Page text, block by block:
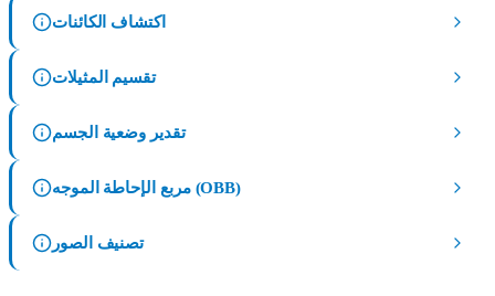
اكتشاف الكائنات
تقسيم المثيلات
تقدير وضعية الجسم
مربع الإحاطة الموجه (OBB)
تصنيف الصور